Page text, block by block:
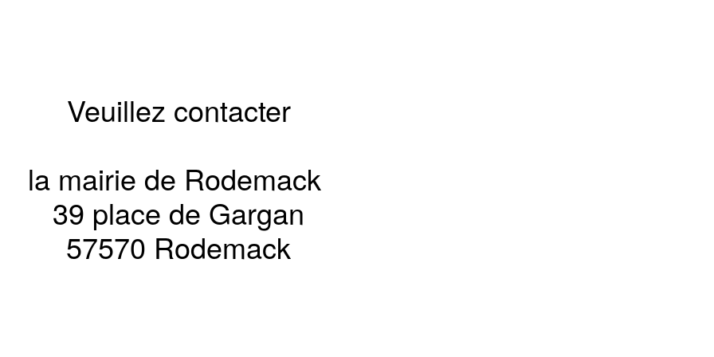
Veuillez contacter
la mairie de Rodemack
39 place de Gargan
57570 Rodemack